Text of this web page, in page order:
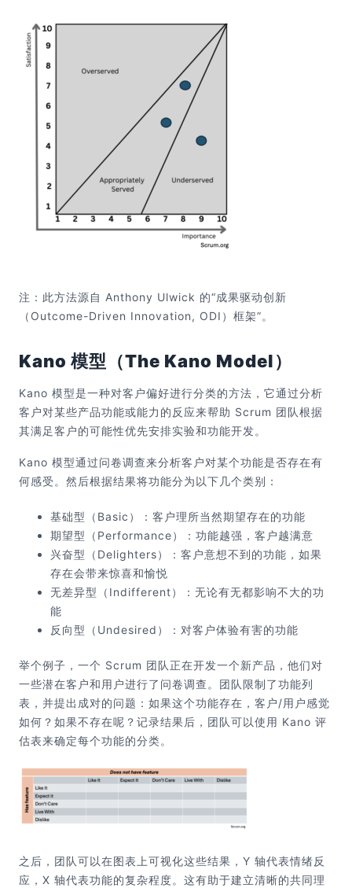
注：此方法源自 Anthony Ulwick 的“成果驱动创新
（Outcome-Driven Innovation, ODI）框架”。
Kano 模型（The Kano Model）
Kano 模型是一种对客户偏好进行分类的方法，它通过分析
客户对某些产品功能或能力的反应来帮助 Scrum 团队根据
其满足客户的可能性优先安排实验和功能开发。
Kano 模型通过问卷调查来分析客户对某个功能是否存在有
何感受。然后根据结果将功能分为以下几个类别：
基础型（Basic）：客户理所当然期望存在的功能
期望型（Performance）：功能越强，客户越满意
兴奋型（Delighters）：客户意想不到的功能，如果
存在会带来惊喜和愉悦
无差异型（Indifferent）：无论有无都影响不大的功
能
反向型（Undesired）：对客户体验有害的功能
举个例子，一个 Scrum 团队正在开发一个新产品，他们对
一些潜在客户和用户进行了问卷调查。团队限制了功能列
表，并提出成对的问题：如果这个功能存在，客户/用户感觉
如何？如果不存在呢？记录结果后，团队可以使用 Kano 评
估表来确定每个功能的分类。
之后，团队可以在图表上可视化这些结果，Y 轴代表情绪反
应，X 轴代表功能的复杂程度。这有助于建立清晰的共同理